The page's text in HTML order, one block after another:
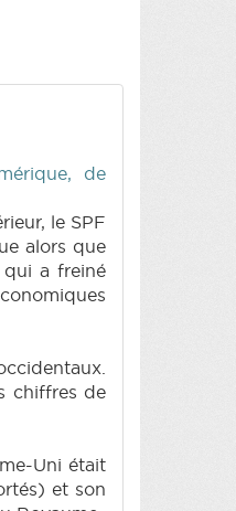
de
le SPF
alors que
qui a freiné
chiffres de
Uni était
et son